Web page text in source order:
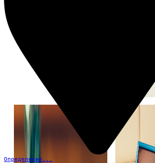
Определение...